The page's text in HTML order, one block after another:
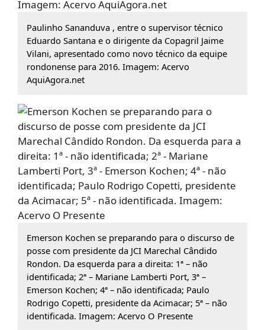
Paulinho Sananduva , entre o supervisor técnico
Eduardo Santana e o dirigente da Copagril Jaime
Vilani, apresentado como novo técnico da equipe
rondonense para 2016. Imagem: Acervo
AquiAgora.net
Emerson Kochen se preparando para o discurso de
posse com presidente da JCI Marechal Cândido
Rondon. Da esquerda para a direita: 1ª – não
identificada; 2ª – Mariane Lamberti Port, 3ª –
Emerson Kochen; 4ª – não identificada; Paulo
Rodrigo Copetti, presidente da Acimacar; 5ª – não
identificada. Imagem: Acervo O Presente